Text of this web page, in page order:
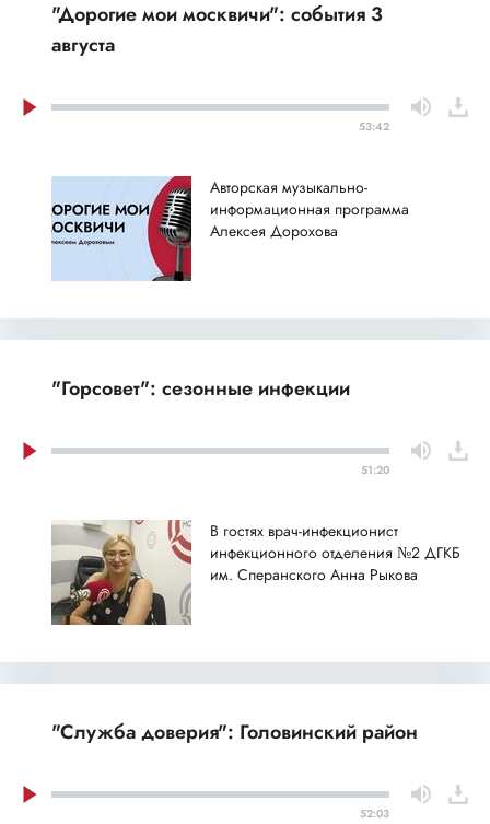
"Дорогие мои москвичи": события 3
августа
53:42
Авторская музыкально-
информационная программа
Алексея Дорохова
"Горсовет": сезонные инфекции
51:20
В гостях врач-инфекционист
инфекционного отделения №2 ДГКБ
им. Сперанского Анна Рыкова
"Служба доверия": Головинский район
52:03